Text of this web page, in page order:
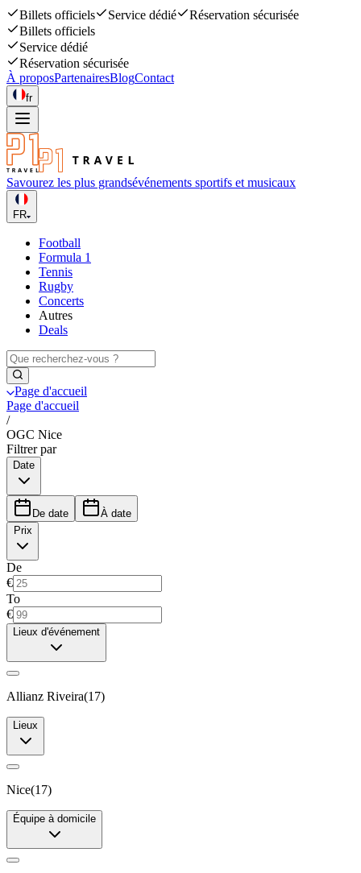
Billets officiels Service dédié
Réservation sécurisée
Billets officiels
Service dédié
Réservation sécurisée
À proposPartenairesBlogContact
fr
Savourez les plus grandsévénements sportifs et musicaux
FR
Football
Formula 1
Tennis
Rugby
Concerts
Autres
Deals
Page d'accueil
Page d'accueil
/
OGC Nice
Filtrer par
Date
De date
À date
Prix
De
€
To
€
Lieux d'événement
Allianz Riveira(17)
Lieux
Nice(17)
Équipe à domicile